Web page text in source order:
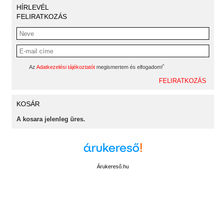
HÍRLEVÉL
FELIRATKOZÁS
Az Adatkezelési tájékoztatót megismertem és elfogadom!*
KOSÁR
A kosara jelenleg üres.
Árukereső.hu